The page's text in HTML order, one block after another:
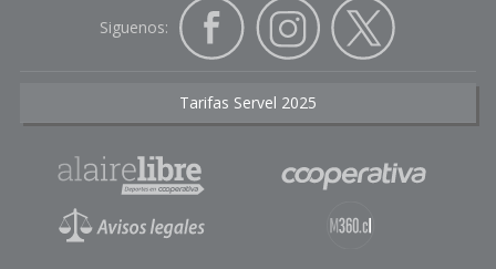
Siguenos:
Tarifas Servel 2025